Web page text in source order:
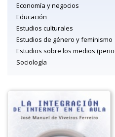
Economía y negocios
Educación
Estudios culturales
Estudios de género y feminismo
Estudios sobre los medios
Sociología